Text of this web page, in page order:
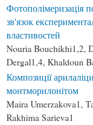
Фотополімеризація
зв'язок
властивостей
Nouria Bouchikhi1,2,
Dergal1,4, Khaldoun
Композиції
монтморилонітом
Maira Umerzakova1,
Rakhima Sarieva1